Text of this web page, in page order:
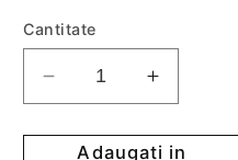
Cantitate
Reduceti
cantitatea
pentru
Cresteti
cantitatea
pentru
Adaugati in